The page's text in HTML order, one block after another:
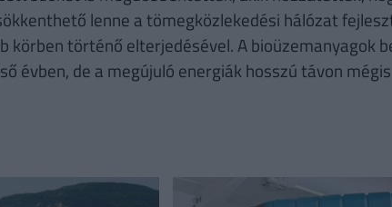
lenne a tömegközlekedési hálózat
körben történő elterjedésével. A bioüzemanyagok
évben, de a megújuló energiák hosszú távon